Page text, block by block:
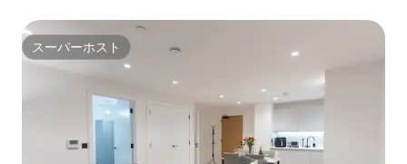
スーパーホスト
スーパーホスト